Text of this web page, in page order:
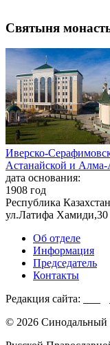
Святыня
Иверско-
Астанайской и
дата основания:
1908 год
Республика
ул.Латифа Хамиди,30
Об отделе
Информация
Председатель
Контакты
Редакция сайта:
© 2026 Синодальный